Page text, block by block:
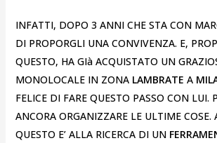
INFATTI, DOPO 3 ANNI CHE STA CON
DI PROPORGLI UNA CONVIVENZA. E,
QUESTO, HA GIà ACQUISTATO UN
MONOLOCALE IN ZONA LAMBRATE A
FELICE DI FARE QUESTO PASSO CON LUI.
ANCORA ORGANIZZARE LE ULTIME COSE.
QUESTO E’ ALLA RICERCA DI UN